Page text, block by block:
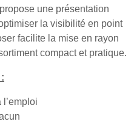
une présentation
la visibilité en point
facilite la mise en rayon
compact et pratique.